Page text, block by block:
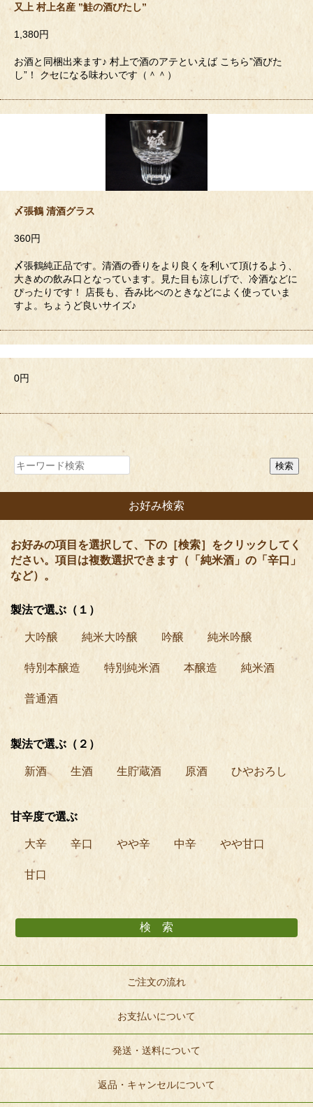
又上 村上名産 ”鮭の酒びたし”
1,380円
お酒と同梱出来ます♪ 村上で酒のアテといえば こちら”酒びた
し”！ クセになる味わいです（＾＾）
〆張鶴 清酒グラス
360円
〆張鶴純正品です。清酒の香りをより良くを利いて頂けるよう、
大きめの飲み口となっています。見た目も涼しげで、冷酒などに
ぴったりです！ 店長も、呑み比べのときなどによく使っていま
すよ。ちょうど良いサイズ♪
0円
お好み検索
お好みの項目を選択して、下の［検索］をクリックしてく
ださい。項目は複数選択できます（「純米酒」の「辛口」
など）。
製法で選ぶ（１）
大吟醸 純米大吟醸 吟醸 純米吟醸
特別本醸造 特別純米酒 本醸造 純米酒
普通酒
製法で選ぶ（２）
新酒 生酒 生貯蔵酒 原酒 ひやおろし
甘辛度で選ぶ
大辛 辛口 やや辛 中辛 やや甘口
甘口
ご注文の流れ
お支払いについて
発送・送料について
返品・キャンセルについて